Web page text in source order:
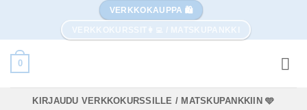
content
VERKKOKAUPPA 🛍️
0
KIRJAUDU VERKKOKURSSILLE / MATSKUPANKKIIN 🩵